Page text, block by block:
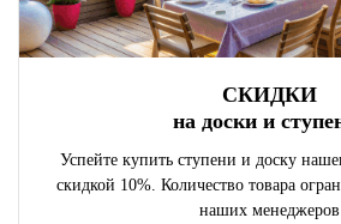
СКИДКИ
на доски и
Успейте купить ступени и доску
скидкой 10%. Количество товара
наших менеджеров